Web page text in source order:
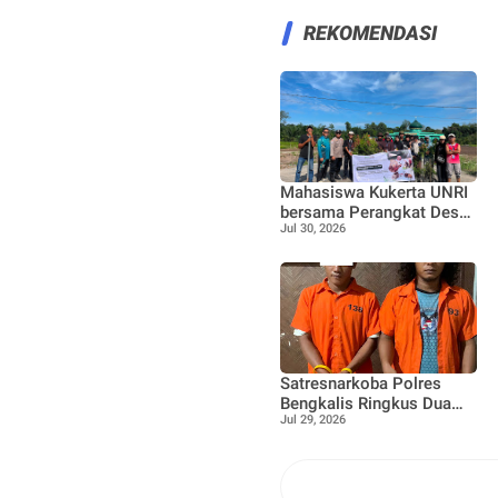
REKOMENDASI
Mahasiswa Kukerta UNRI
bersama Perangkat Desa
dan Bhabinkamtibmas
100 bibit Tanaman Pucuk
Merah dan Tanaman buah
Jeruk
Jul 30, 2026
Satresnarkoba Polres
Bengkalis Ringkus Dua
Terduga Pengedar Sabu
Jul 29, 2026